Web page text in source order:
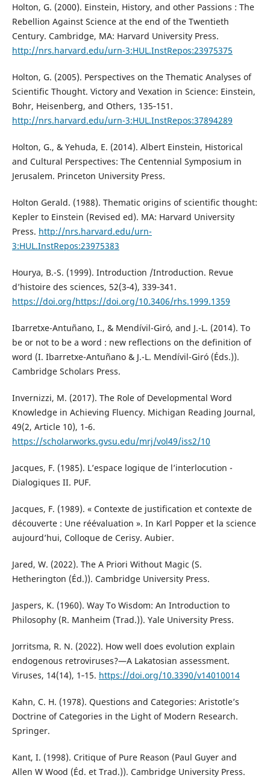
Holton, G. (2000). Einstein, History, and other Passions : The
Rebellion Against Science at the end of the Twentieth
Century. Cambridge, MA: Harvard University Press.
http://nrs.harvard.edu/urn-3:HUL.InstRepos:23975375
Holton, G. (2005). Perspectives on the Thematic Analyses of
Scientific Thought. Victory and Vexation in Science: Einstein,
Bohr, Heisenberg, and Others, 135‑151.
http://nrs.harvard.edu/urn-3:HUL.InstRepos:37894289
Holton, G., & Yehuda, E. (2014). Albert Einstein, Historical
and Cultural Perspectives: The Centennial Symposium in
Jerusalem. Princeton University Press.
Holton Gerald. (1988). Thematic origins of scientific thought:
Kepler to Einstein (Revised ed). MA: Harvard University
Press. http://nrs.harvard.edu/urn-
3:HUL.InstRepos:23975383
Hourya, B.-S. (1999). Introduction /Introduction. Revue
d’histoire des sciences, 52(3‑4), 339‑341.
https://doi.org/https://doi.org/10.3406/rhs.1999.1359
Ibarretxe-Antuñano, I., & Mendívil-Giró, and J.-L. (2014). To
be or not to be a word : new reflections on the definition of
word (I. Ibarretxe-Antuñano & J.-L. Mendívil-Giró (Éds.)).
Cambridge Scholars Press.
Invernizzi, M. (2017). The Role of Developmental Word
Knowledge in Achieving Fluency. Michigan Reading Journal,
49(2, Article 10), 1‑6.
https://scholarworks.gvsu.edu/mrj/vol49/iss2/10
Jacques, F. (1985). L’espace logique de l’interlocution -
Dialogiques II. PUF.
Jacques, F. (1989). « Contexte de justification et contexte de
découverte : Une réévaluation ». In Karl Popper et la science
aujourd’hui, Colloque de Cerisy. Aubier.
Jared, W. (2022). The A Priori Without Magic (S.
Hetherington (Éd.)). Cambridge University Press.
Jaspers, K. (1960). Way To Wisdom: An Introduction to
Philosophy (R. Manheim (Trad.)). Yale University Press.
Jorritsma, R. N. (2022). How well does evolution explain
endogenous retroviruses?—A Lakatosian assessment.
Viruses, 14(14), 1‑15. https://doi.org/10.3390/v14010014
Kahn, C. H. (1978). Questions and Categories: Aristotle’s
Doctrine of Categories in the Light of Modern Research.
Springer.
Kant, I. (1998). Critique of Pure Reason (Paul Guyer and
Allen W Wood (Éd. et Trad.)). Cambridge University Press.